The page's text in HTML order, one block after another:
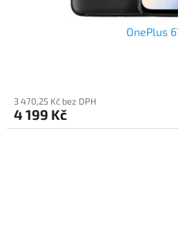
OnePlus
3 470,25 Kč bez DPH
4 199 Kč